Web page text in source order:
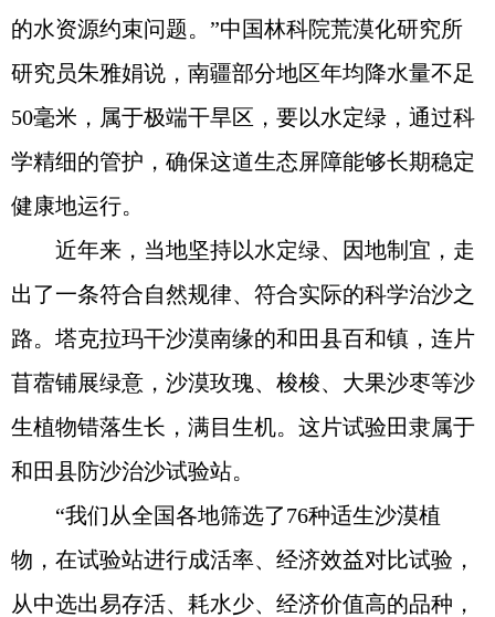
的水资源约束问题。”中国林科院荒漠化研究所
研究员朱雅娟说，南疆部分地区年均降水量不足
50毫米，属于极端干旱区，要以水定绿，通过科
学精细的管护，确保这道生态屏障能够长期稳定
健康地运行。
近年来，当地坚持以水定绿、因地制宜，走
出了一条符合自然规律、符合实际的科学治沙之
路。塔克拉玛干沙漠南缘的和田县百和镇，连片
苜蓿铺展绿意，沙漠玫瑰、梭梭、大果沙枣等沙
生植物错落生长，满目生机。这片试验田隶属于
和田县防沙治沙试验站。
“我们从全国各地筛选了76种适生沙漠植
物，在试验站进行成活率、经济效益对比试验，
从中选出易存活、耗水少、经济价值高的品种，